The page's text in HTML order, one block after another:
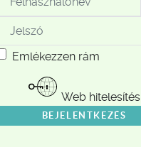
Jelszó
Emlékezzen rám
Web hitelesítés
BEJELENTKEZÉS